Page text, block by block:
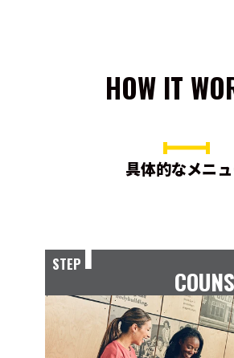
HOW IT
具体的なメニ
STEP1